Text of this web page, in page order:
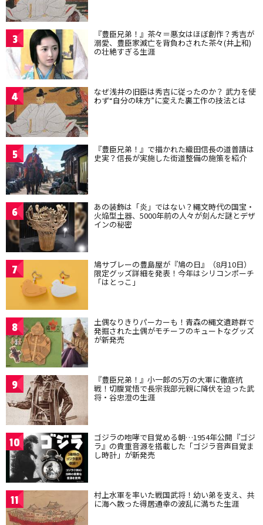
3 『豊臣兄弟！』茶々＝悪女はほぼ創作？秀吉が
溺愛、豊臣家滅亡を背負わされた茶々(井上和)
の壮絶すぎる生涯
4 なぜ浅井の旧臣は秀吉に従ったのか？ 武力を使
わず“自分の味方”に変えた裏工作の技法とは
5 『豊臣兄弟！』で描かれた織田信長の道普請は
史実？信長が実施した街道整備の施策を紹介
6 あの装飾は「炎」ではない？縄文時代の国宝・
火焔型土器、5000年前の人々が刻んだ謎とデザ
インの秘密
7 鳩サブレーの豊島屋が『鳩の日』（8月10日）
限定グッズ詳細を発表！今年はシリコンポーチ
「はとっこ」
8 土偶なりきりパーカーも！青森の縄文遺跡群で
発掘された土偶がモチーフのキュートなグッズ
が新発売
9 『豊臣兄弟！』小一郎の5万の大軍に徹底抗
戦！切腹覚悟で長宗我部元親に降伏を迫った武
将・谷忠澄の生涯
10 ゴジラの咆哮で目覚める朝…1954年公開『ゴジ
ラ』の貴重音源を搭載した「ゴジラ音声目覚ま
し時計」が新発売
11 村上水軍を率いた戦国武将！幼い弟を支え、共
に海へ散った得居通幸の波乱に満ちた生涯